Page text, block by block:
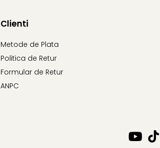
Clienti
Metode de Plata
Politica de Retur
Formular de Retur
ANPC